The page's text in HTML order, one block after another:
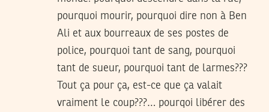
pourquoi mourir, pourquoi dire non à Ben
Ali et aux bourreaux de ses postes de
police, pourquoi tant de sang, pourquoi
tant de sueur, pourquoi tant de larmes???
Tout ça pour ça, est-ce que ça valait
vraiment le coup???… pourqoi libérer des